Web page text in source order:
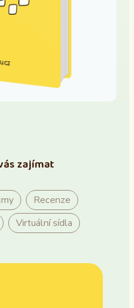
zajímat
Recenze
Virtuální sídla